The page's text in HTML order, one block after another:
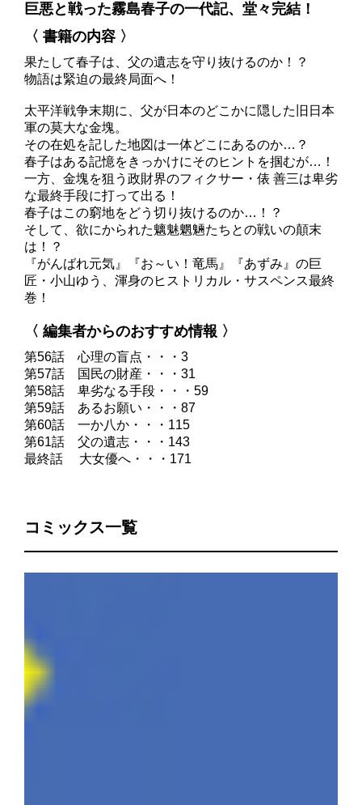
巨悪と戦った霧島春子の一代記、堂々完結！
〈 書籍の内容 〉
果たして春子は、父の遺志を守り抜けるのか！？
物語は緊迫の最終局面へ！
太平洋戦争末期に、父が日本のどこかに隠した旧日本
軍の莫大な金塊。
その在処を記した地図は一体どこにあるのか…？
春子はある記憶をきっかけにそのヒントを掴むが…！
一方、金塊を狙う政財界のフィクサー・俵 善三は卑劣
な最終手段に打って出る！
春子はこの窮地をどう切り抜けるのか…！？
そして、欲にかられた魑魅魍魎たちとの戦いの顛末
は！？
『がんばれ元気』『お～い！竜馬』『あずみ』の巨
匠・小山ゆう、渾身のヒストリカル・サスペンス最終
巻！
〈 編集者からのおすすめ情報 〉
第56話 心理の盲点・・・3
第57話 国民の財産・・・31
第58話 卑劣なる手段・・・59
第59話 あるお願い・・・87
第60話 一か八か・・・115
第61話 父の遺志・・・143
最終話 大女優へ・・・171
コミックス一覧